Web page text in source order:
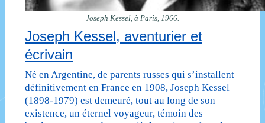
Joseph Kessel, à Paris, 1966.
Joseph Kessel, aventurier et
écrivain
Né en Argentine, de parents russes qui s’installent
définitivement en France en 1908, Joseph Kessel
(1898-1979) est demeuré, tout au long de son
existence, un éternel voyageur, témoin des